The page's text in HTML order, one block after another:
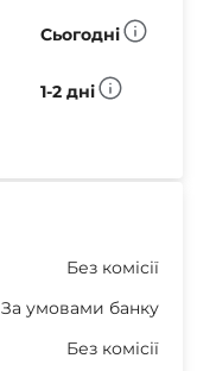
Сьогодні
1-2 дні
Без комісії
За умовами банку
Без комісії